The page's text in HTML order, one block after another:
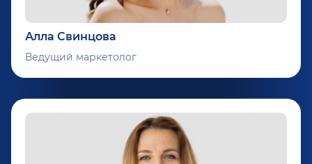
Алла Свинцова
Ведущий маркетолог